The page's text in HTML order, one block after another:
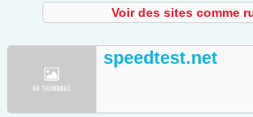
Voir des sites comme
speedtest.net